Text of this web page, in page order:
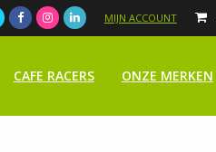
MIJN ACCOUNT
CAFE RACERS ONZE MERKEN